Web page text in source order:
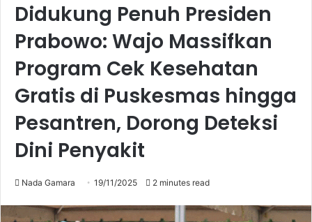
Didukung Penuh Presiden
Prabowo: Wajo Massifkan
Program Cek Kesehatan
Gratis di Puskesmas hingga
Pesantren, Dorong Deteksi
Dini Penyakit
Nada Gamara 19/11/2025 2 minutes read